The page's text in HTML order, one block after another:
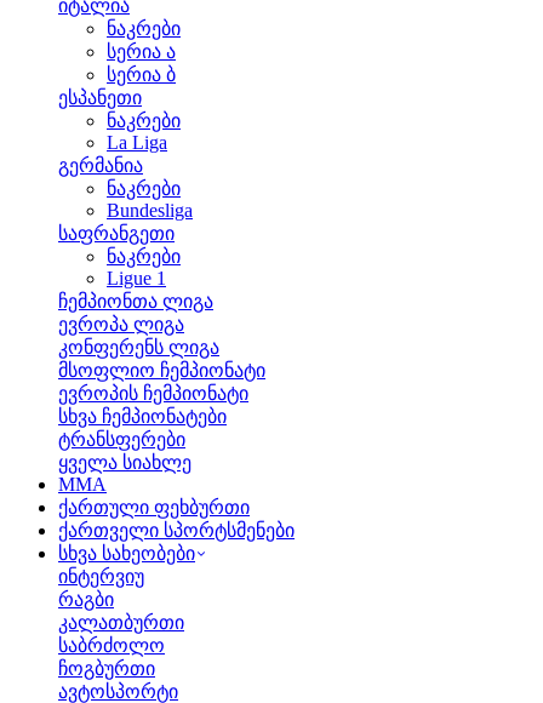
იტალია
ნაკრები
სერია ა
სერია ბ
ესპანეთი
ნაკრები
La Liga
გერმანია
ნაკრები
Bundesliga
საფრანგეთი
ნაკრები
Ligue 1
ჩემპიონთა ლიგა
ევროპა ლიგა
კონფერენს ლიგა
მსოფლიო ჩემპიონატი
ევროპის ჩემპიონატი
სხვა ჩემპიონატები
ტრანსფერები
ყველა სიახლე
MMA
ქართული ფეხბურთი
ქართველი სპორტსმენები
სხვა სახეობები
ინტერვიუ
რაგბი
კალათბურთი
საბრძოლო
ჩოგბურთი
ავტოსპორტი